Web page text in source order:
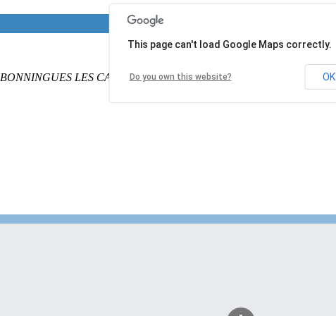
BONNINGUES LES CALAISPAS DE CALAIS62340
This page can't load Google Maps correctly.
Do you own this website? OK